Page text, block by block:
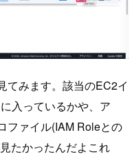
てみます。該当のEC2イ
入っているかや、ア
ファイル(IAM Roleとの
たかったんだよこれ